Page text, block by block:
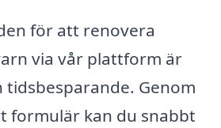
för att renovera
via vår plattform är
tidsbesparande. Genom
formulär kan du snabbt